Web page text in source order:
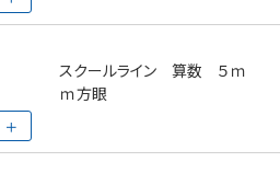
スクールライン 算数 ５ｍ
ｍ方眼